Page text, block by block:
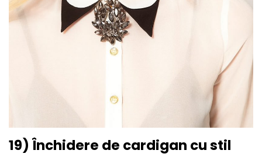
19) Închidere de cardigan cu stil